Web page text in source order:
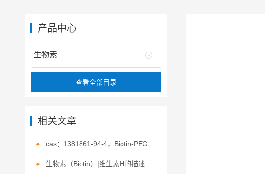
产品中心
生物素
查看全部目录
相关文章
生物素（Biotin）|维生素H的描述